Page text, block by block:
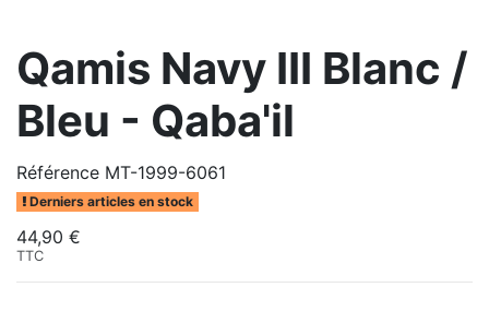
Qamis Navy III Blanc /
Bleu - Qaba'il
Référence MT-1999-6061
Derniers articles en stock
44,90 €
TTC